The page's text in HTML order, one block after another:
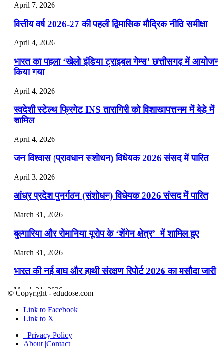
April 7, 2026
वित्तीय वर्ष 2026-27 की पहली द्विमासिक मौद्रिक नीति समीक्षा
April 4, 2026
भारत का पहला ‘खेलो इंडिया ट्राइबल गेम्स’ छत्तीसगढ़ में
किया गया
April 4, 2026
स्वदेशी स्टेल्थ फ्रिगेट INS तारागिरी को विशाखापत्तनम में बेडे़ में
शामिल
April 4, 2026
जन विश्वास (प्रावधान संशोधन) विधेयक 2026 संसद में पारित
April 3, 2026
आंध्र प्रदेश पुनर्गठन (संशोधन) विधेयक 2026 संसद में पारित
March 31, 2026
बुल्गारिया और रोमानिया यूरोप के ‘शेंगेन क्षेत्र’ में शामिल हुए
March 31, 2026
भारत की नई बाघ और हाथी संरक्षण रिपोर्ट 2026 का मसौदा जारी
March 31, 2026
मियामी ओपन 2026 (टेनिस): जैनिक ने पुरुष और आर्यना ने
एकल जीता
March 28, 2026
© Copyright - edudose.com
Link to Facebook
Link to X
Privacy Policy
About |Contact